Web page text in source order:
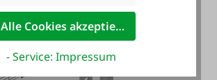
Alle Cookies akzeptieren
- Service: Impressum